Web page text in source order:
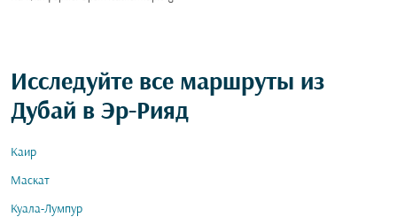
Исследуйте все маршруты из
Дубай в Эр-Рияд
Каир
Маскат
Куала-Лумпур